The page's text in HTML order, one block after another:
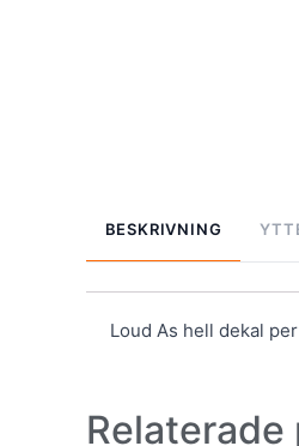
BESKRIVNING
Loud As hell dekal